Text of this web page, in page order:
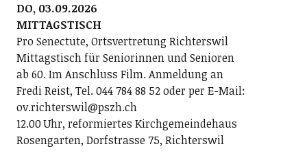
DO, 03.09.2026
MITTAGSTISCH
Pro Senectute, Ortsvertretung Richterswil
Mittagstisch für Seniorinnen und Senioren
ab 60. Im Anschluss Film. Anmeldung an
Fredi Reist, Tel. 044 784 88 52 oder per E-Mail:
ov.richterswil@pszh.ch
12.00 Uhr, reformiertes Kirchgemeindehaus
Rosengarten, Dorfstrasse 75, Richterswil